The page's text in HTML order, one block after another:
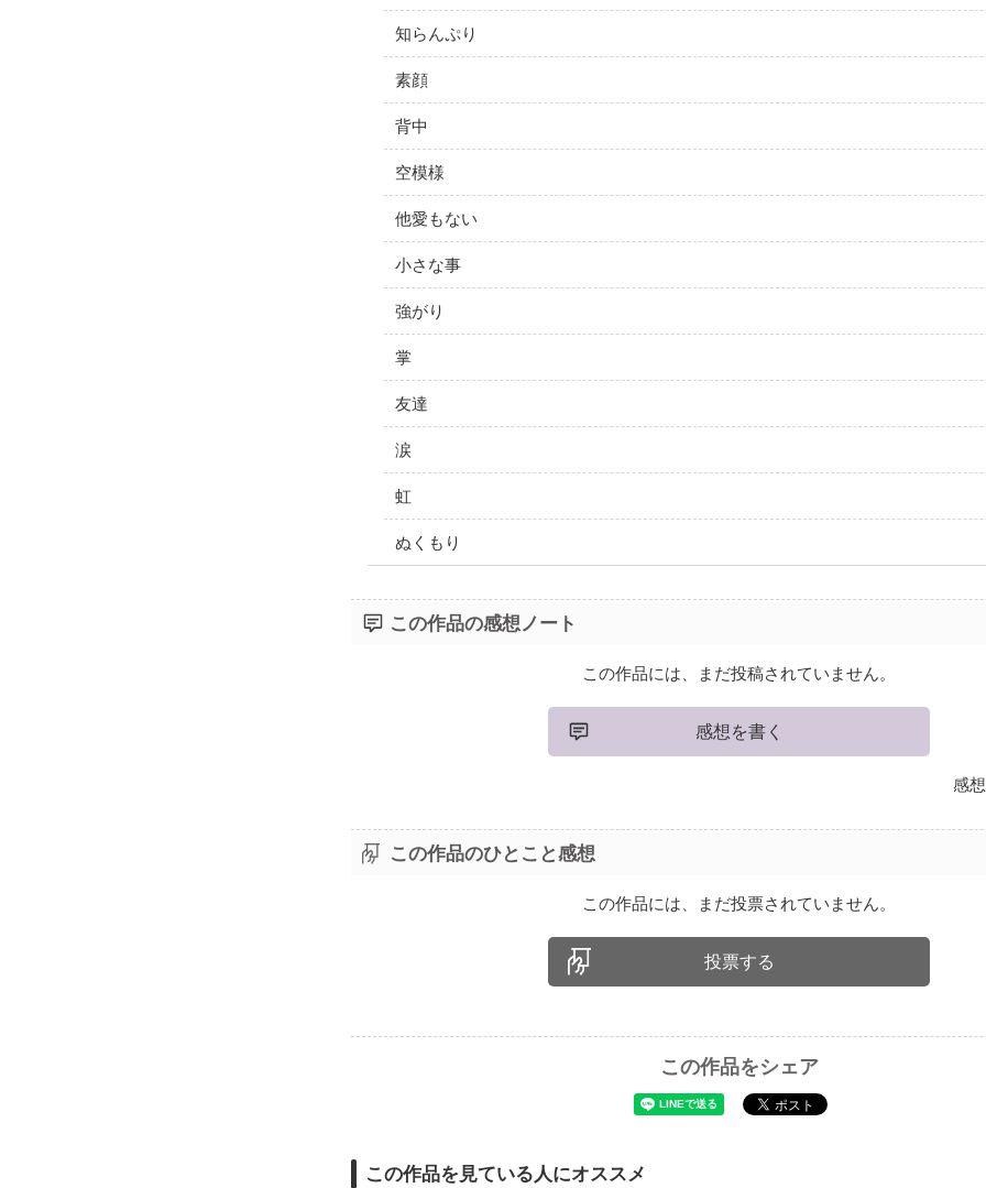
知らんぷり
素顔
背中
空模様
他愛もない
小さな事
強がり
掌
友達
涙
虹
ぬくもり
この作品の感想ノート
この作品には、まだ投稿されていません。
感想を書く
感
この作品のひとこと感想
この作品には、まだ投票されていません。
投票する
この作品をシェア
この作品を見ている人にオススメ